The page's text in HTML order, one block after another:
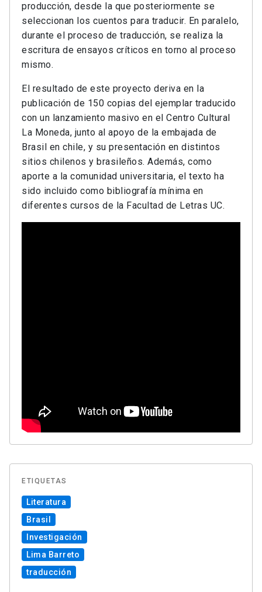
producción, desde la que posteriormente se
seleccionan los cuentos para traducir. En paralelo,
durante el proceso de traducción, se realiza la
escritura de ensayos críticos en torno al proceso
mismo.
El resultado de este proyecto deriva en la
publicación de 150 copias del ejemplar traducido
con un lanzamiento masivo en el Centro Cultural
La Moneda, junto al apoyo de la embajada de
Brasil en chile, y su presentación en distintos
sitios chilenos y brasileños. Además, como
aporte a la comunidad universitaria, el texto ha
sido incluido como bibliografía mínima en
diferentes cursos de la Facultad de Letras UC.
ETIQUETAS
Literatura
Brasil
Investigación
Lima Barreto
traducción